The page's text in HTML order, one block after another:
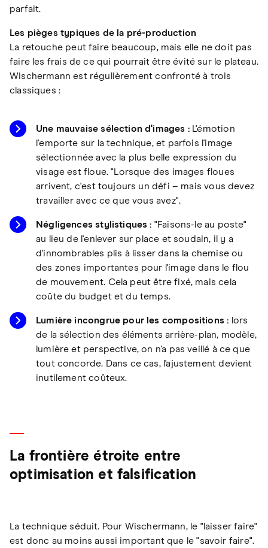
parfait.
Les pièges typiques de la pré-production
La retouche peut faire beaucoup, mais elle ne doit pas
faire les frais de ce qui pourrait être évité sur le plateau.
Wischermann est régulièrement confronté à trois
classiques :
Une mauvaise sélection d'images : L'émotion
l'emporte sur la technique, et parfois l'image
sélectionnée avec la plus belle expression du
visage est floue. "Lorsque des images floues
arrivent, c'est toujours un défi – mais vous devez
travailler avec ce que vous avez".
Négligences stylistiques : "Faisons-le au poste"
au lieu de l'enlever sur place et soudain, il y a
d'innombrables plis à lisser dans la chemise ou
des zones importantes pour l'image dans le flou
de mouvement. Cela peut être fixé, mais cela
coûte du budget et du temps.
Lumière incongrue pour les compositions : lors
de la sélection des éléments arrière-plan, modèle,
lumière et perspective, on n'a pas veillé à ce que
tout concorde. Dans ce cas, l'ajustement devient
inutilement coûteux.
La frontière étroite entre
optimisation et falsification
La technique séduit. Pour Wischermann, le "laisser faire"
est donc au moins aussi important que le "savoir faire".